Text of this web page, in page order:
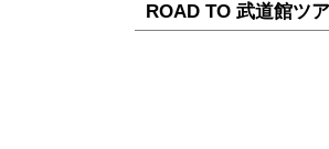
ROAD TO 武道館ツ